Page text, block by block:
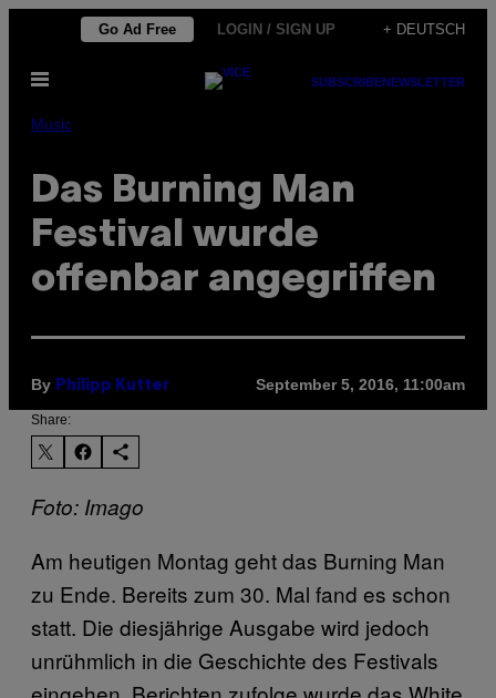
content
Go Ad Free LOGIN / SIGN UP + DEUTSCH
Open
SUBSCRIBENEWSLETTER
Music
Das Burning Man
Festival wurde
offenbar angegriffen
By Philipp Kutter September 5, 2016, 11:00am
Share:
Foto: Imago
Am heutigen Montag geht das Burning Man
zu Ende. Bereits zum 30. Mal fand es schon
statt. Die diesjährige Ausgabe wird jedoch
unrühmlich in die Geschichte des Festivals